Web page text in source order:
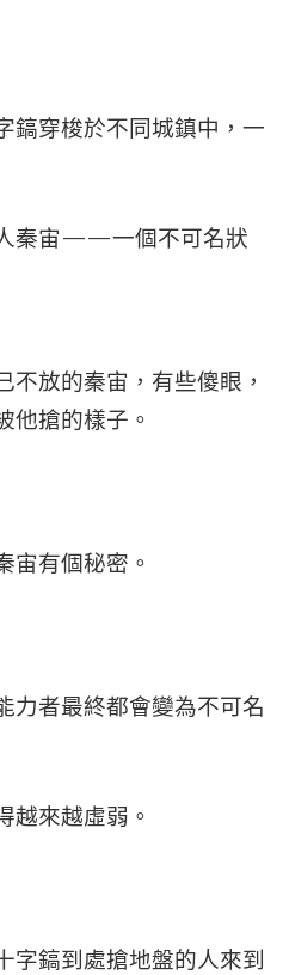
鎬穿梭於不同城鎮中，一
秦宙——一個不可名狀
不放的秦宙，有些傻眼，
他搶的樣子。
宙有個秘密。
力者最終都會變為不可名
越來越虛弱。
字鎬到處搶地盤的人來到